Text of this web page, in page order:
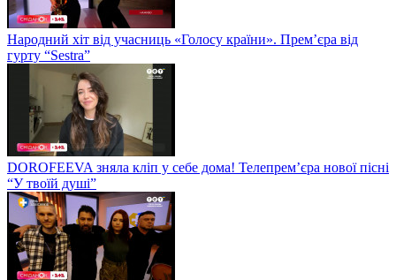
Народний хіт від учасниць «Голосу країни». Прем’єра від
гурту “Sestra”
DOROFEEVA зняла кліп у себе дома! Телепрем’єра нової пісні
“У твоїй душі”